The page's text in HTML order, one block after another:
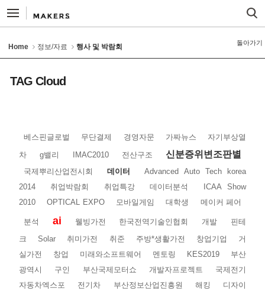
Home 정보/자료 행사 및 박람회 돌아가기
TAG Cloud
베스핀글로벌 무단결제 경영자문 가짜뉴스
자기부상열
차
g밸리 IMAC2010 전산구조 신분증위변조판별
국제뿌리산업전시회 데이터
Advanced Auto Tech korea
2014
취업박람회 취업특강 데이터분석
ICAA Show
2010
OPTICAL EXPO 모바일게임 대학생 메이커 페어
분석 ai 웰빙가전 한국전역기술인협회 개발
핀테
크
Solar 취미가전 취준 주방*생활가전 창업기업
거
실가전
창업 미래와소프트웨어 멘토링 KES2019
부산
광역시
구인 부산국제모터쇼 개발자프로젝트
국제전기
자동차엑스포
전기차 부산정보산업진흥원 해킹
디자이